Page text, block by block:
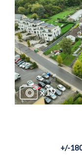
x19
+/-